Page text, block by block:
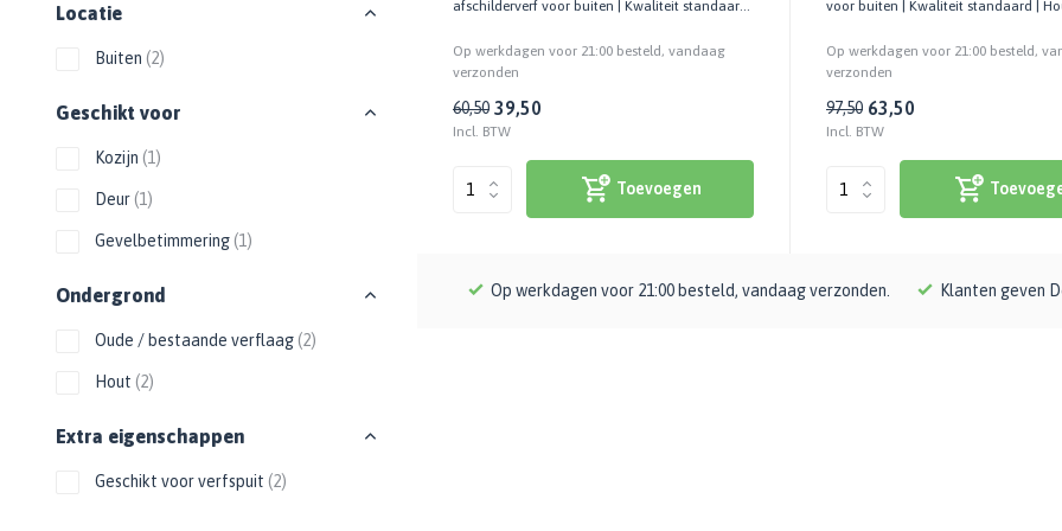
Top 10
Binnen
Multiprimer (Universeel)
Bekijk alle Grondverf
Spuitbussen
Hittebestendige Verf
Zwarte muurverf
Beige muurverf
Bekijk alle Kleuren
Oplosmiddelen
Vulmiddelen
Houtrotvuller en houtreparatie
Universele vulmiddelen
Plamuur
Overige
Afdekmaterialen
Stucloper
Overige materialen
Afbreekmessen
Reserve messen
Foliesnijder
Glassnijders
Verfhulpmiddelen
Overig
Onderdeurtje
Schildershulp
Reinigingsgereedschappen
Sponzen
Locatie
Buiten (2)
Geschikt voor
Kozijn (1)
Deur (1)
Gevelbetimmering (1)
Ondergrond
Oude / bestaande verflaag (2)
Hout (2)
Extra eigenschappen
Geschikt voor verfspuit (2)
afschilderverf voor buiten | Kwaliteit standaard
Op werkdagen voor 21:00 besteld, vandaag
verzonden
60,50 39,50
Incl. BTW
Toevoegen
voor buiten | Kwaliteit standaard |
Op werkdagen voor 21:00 besteld,
verzonden
97,50 63,50
Incl. BTW
Op werkdagen voor 21:00 besteld, vandaag verzonden. Klanten geven